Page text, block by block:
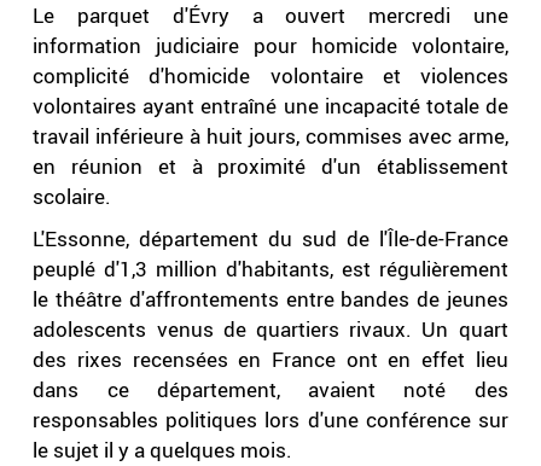
Le parquet d'Évry a ouvert mercredi une
information judiciaire pour homicide volontaire,
complicité d'homicide volontaire et violences
volontaires ayant entraîné une incapacité totale de
travail inférieure à huit jours, commises avec arme,
en réunion et à proximité d'un établissement
scolaire.
L'Essonne, département du sud de l'Île-de-France
peuplé d'1,3 million d'habitants, est régulièrement
le théâtre d'affrontements entre bandes de jeunes
adolescents venus de quartiers rivaux. Un quart
des rixes recensées en France ont en effet lieu
dans ce département, avaient noté des
responsables politiques lors d'une conférence sur
le sujet il y a quelques mois.